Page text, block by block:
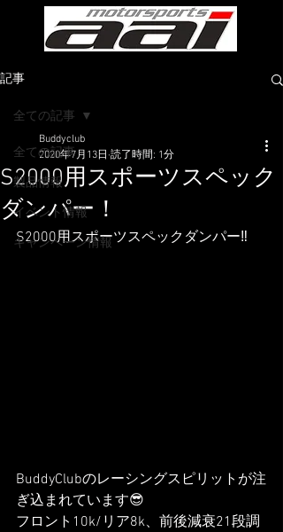
記事
全ての記事
製品情報
イベント情報
キャンペーン情報
全ての記事
S2000用スポーツスペック
ダンパー！
Buddyclub
2020年7月13日 読了時間: 1分
S2000用スポーツスペックダンパー‼️
BuddyClubのレーシングスピリットが注
ぎ込まれています😎
フロント10k/リア8k、前後減衰21段調